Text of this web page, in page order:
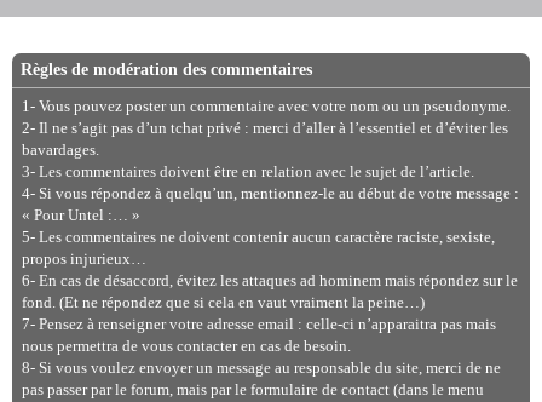
Règles de modération des commentaires
1- Vous pouvez poster un commentaire avec votre nom ou un pseudonyme.
2- Il ne s’agit pas d’un tchat privé : merci d’aller à l’essentiel et d’éviter les
bavardages.
3- Les commentaires doivent être en relation avec le sujet de l’article.
4- Si vous répondez à quelqu’un, mentionnez-le au début de votre message :
« Pour Untel :… »
5- Les commentaires ne doivent contenir aucun caractère raciste, sexiste,
propos injurieux…
6- En cas de désaccord, évitez les attaques ad hominem mais répondez sur le
fond. (Et ne répondez que si cela en vaut vraiment la peine…)
7- Pensez à renseigner votre adresse email : celle-ci n’apparaitra pas mais
nous permettra de vous contacter en cas de besoin.
8- Si vous voulez envoyer un message au responsable du site, merci de ne
pas passer par le forum, mais par le formulaire de contact (dans le menu